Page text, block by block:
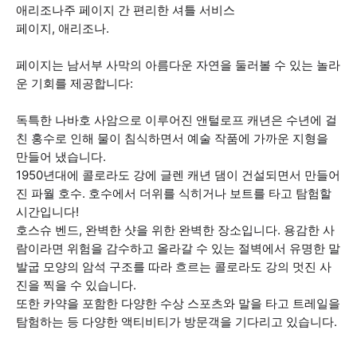
애리조나주 페이지 간 편리한 셔틀 서비스
페이지, 애리조나.
페이지는 남서부 사막의 아름다운 자연을 둘러볼 수 있는 놀라
운 기회를 제공합니다:
독특한 나바호 사암으로 이루어진 앤털로프 캐년은 수년에 걸
친 홍수로 인해 물이 침식하면서 예술 작품에 가까운 지형을
만들어 냈습니다.
1950년대에 콜로라도 강에 글렌 캐년 댐이 건설되면서 만들어
진 파월 호수. 호수에서 더위를 식히거나 보트를 타고 탐험할
시간입니다!
호스슈 벤드, 완벽한 샷을 위한 완벽한 장소입니다. 용감한 사
람이라면 위험을 감수하고 올라갈 수 있는 절벽에서 유명한 말
발굽 모양의 암석 구조를 따라 흐르는 콜로라도 강의 멋진 사
진을 찍을 수 있습니다.
또한 카약을 포함한 다양한 수상 스포츠와 말을 타고 트레일을
탐험하는 등 다양한 액티비티가 방문객을 기다리고 있습니다.